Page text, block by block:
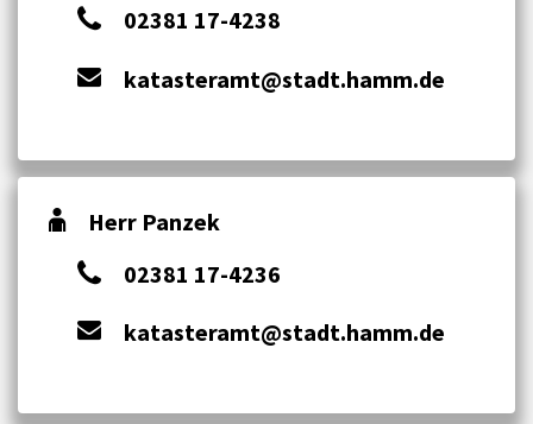
02381 17-4238
katasteramt@stadt.hamm.de
Herr Panzek
02381 17-4236
katasteramt@stadt.hamm.de